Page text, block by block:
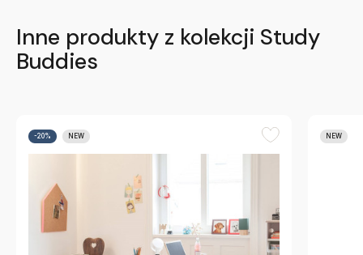
Inne produkty z kolekcji Study
Buddies
-20% NEW NEW